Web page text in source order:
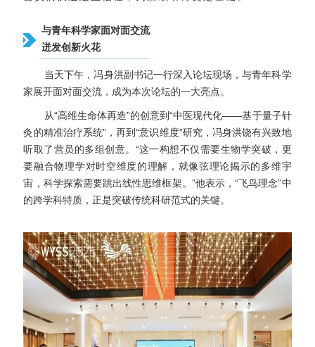
与青年科学家面对面交流
迸发创新火花
当天下午，冯身洪副书记一行深入论坛现场，与青年科学
家展开面对面交流，成为本次论坛的一大亮点。
从“高维生命体再造”的创意到“中医现代化——基于量子针
灸的精准治疗系统”，再到“意识维度”研究，冯身洪饶有兴致地
听取了营员的多组创意。“这一构想不仅需要生物学突破，更
要融合物理学对时空维度的理解，就像弦理论揭示的多维宇
宙，科学探索需要跳出线性思维框架。”他表示，“飞鸟理念”中
的跨学科特质，正是突破传统科研范式的关键。